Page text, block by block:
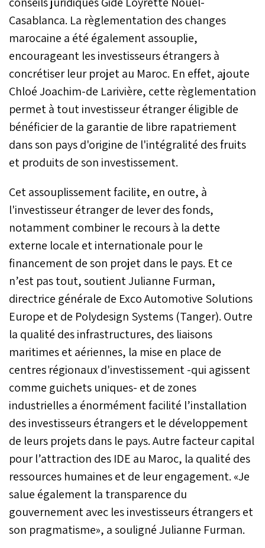
Casablanca. La règlementation des changes
marocaine a été également assouplie,
encourageant les investisseurs étrangers à
concrétiser leur projet au Maroc. En effet, ajoute
Chloé Joachim-de Larivière, cette règlementation
permet à tout investisseur étranger éligible de
bénéficier de la garantie de libre rapatriement
dans son pays d'origine de l'intégralité des fruits
et produits de son investissement.
Cet assouplissement facilite, en outre, à
l'investisseur étranger de lever des fonds,
notamment combiner le recours à la dette
externe locale et internationale pour le
financement de son projet dans le pays. Et ce
n’est pas tout, soutient Julianne Furman,
directrice générale de Exco Automotive Solutions
Europe et de Polydesign Systems (Tanger). Outre
la qualité des infrastructures, des liaisons
maritimes et aériennes, la mise en place de
centres régionaux d'investissement -qui agissent
comme guichets uniques- et de zones
industrielles a énormément facilité l’installation
des investisseurs étrangers et le développement
de leurs projets dans le pays. Autre facteur capital
pour l’attraction des IDE au Maroc, la qualité des
ressources humaines et de leur engagement. «Je
salue également la transparence du
gouvernement avec les investisseurs étrangers et
son pragmatisme», a souligné Julianne Furman.